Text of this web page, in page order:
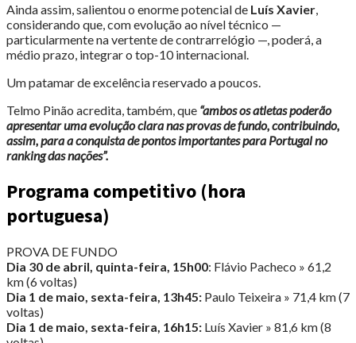
Ainda assim, salientou o enorme potencial de Luís Xavier,
considerando que, com evolução ao nível técnico —
particularmente na vertente de contrarrelógio —, poderá, a
médio prazo, integrar o top-10 internacional.
Um patamar de excelência reservado a poucos.
Telmo Pinão acredita, também, que “ambos os atletas poderão
apresentar uma evolução clara nas provas de fundo, contribuindo,
assim, para a conquista de pontos importantes para Portugal no
ranking das nações”.
Programa competitivo (hora
portuguesa)
PROVA DE FUNDO
Dia 30 de abril, quinta-feira, 15h00: Flávio Pacheco » 61,2
km (6 voltas)
Dia 1 de maio, sexta-feira, 13h45: Paulo Teixeira » 71,4 km (7
voltas)
Dia 1 de maio, sexta-feira, 16h15: Luís Xavier » 81,6 km (8